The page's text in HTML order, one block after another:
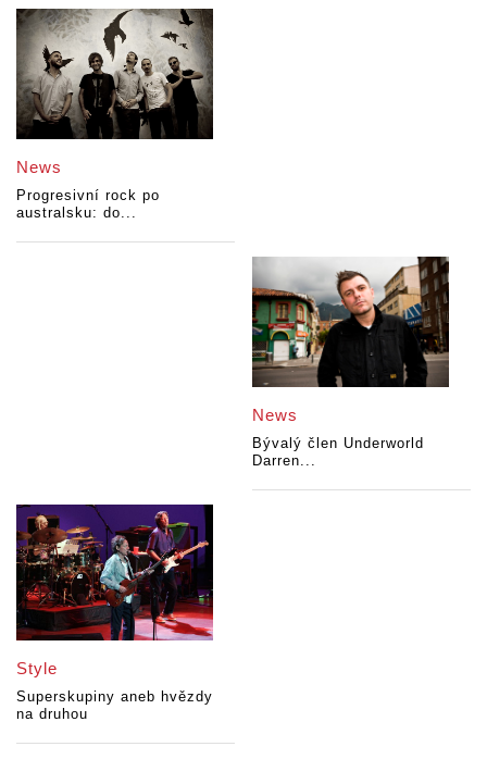
News
Progresivní rock po
australsku: do...
News
Bývalý člen Underworld
Darren...
Style
Superskupiny aneb hvězdy
na druhou